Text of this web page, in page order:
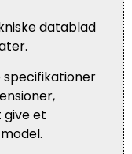
datablad
et